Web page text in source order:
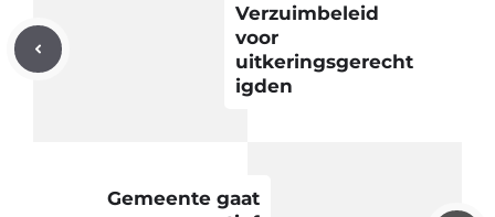
Verzuimbeleid
voor
uitkeringsgerecht
igden
Gemeente gaat